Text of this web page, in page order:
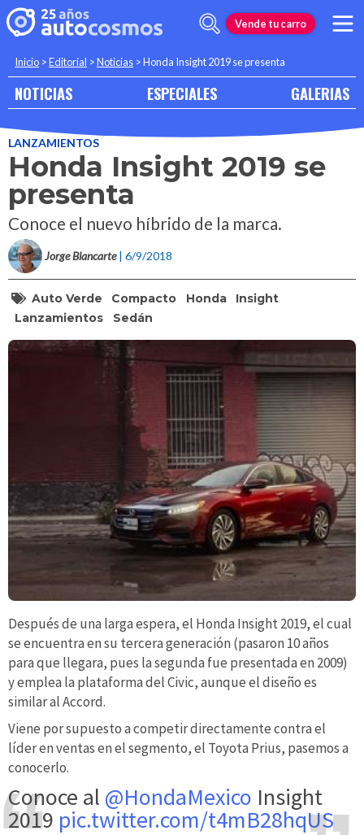
Vende tu carro
Inicio >Editorial >Noticias >Honda Insight 2019 se presenta
NOTICIAS ESPECIALES GALERIAS
LANZAMIENTOS
Honda Insight 2019 se
presenta
Conoce el nuevo híbrido de la marca.
Jorge Blancarte | 6/9/2018
Auto Verde Compacto Honda
Insight
Lanzamientos
Sedán
Después de una larga espera, el Honda Insight 2019, el cual
se encuentra en su tercera generación (pasaron 10 años
para que llegara, pues la segunda fue presentada en 2009)
y emplea la plataforma del Civic, aunque el diseño es
similar al Accord.
Viene por supuesto a competir directamente contra el
líder en ventas en el segmento, el Toyota Prius, pasemos a
conocerlo.
Conoce al @HondaMexico Insight
2019 pic.twitter.com/t4mB28hqUS